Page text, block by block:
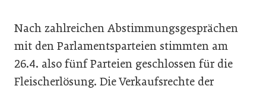
Nach zahlreichen Abstimmungsgesprächen
mit den Parlamentsparteien stimmten am
26.4. also fünf Parteien geschlossen für die
Fleischerlösung. Die Verkaufsrechte der